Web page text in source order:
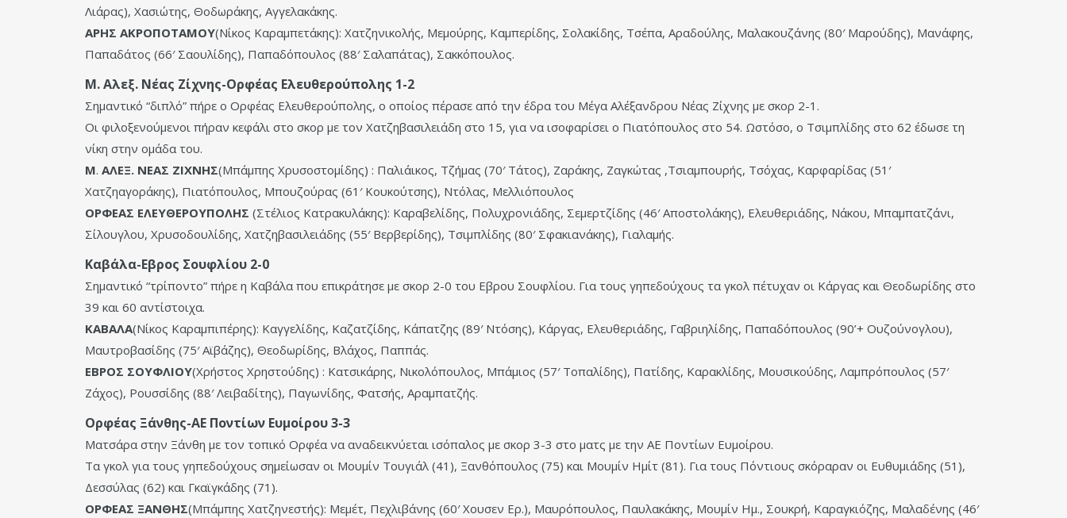
Λιάρας), Χασιώτης, Θοδωράκης, Αγγελακάκης.
ΑΡΗΣ ΑΚΡΟΠΟΤΑΜΟΥ(Νίκος Καραμπετάκης): Χατζηνικολής, Μεμούρης, Καμπερίδης, Σολακίδης, Τσέπα, Αραδούλης, Μαλακουζάνης (80′ Μαρούδης), Μανάφης,
Παπαδάτος (66′ Σαουλίδης), Παπαδόπουλος (88′ Σαλαπάτας), Σακκόπουλος.
Μ. Αλεξ. Νέας Ζίχνης-Ορφέας Ελευθερούπολης 1-2
Σημαντικό “διπλό” πήρε ο Ορφέας Ελευθερούπολης, ο οποίος πέρασε από την έδρα του Μέγα Αλέξανδρου Νέας Ζίχνης με σκορ 2-1.
Οι φιλοξενούμενοι πήραν κεφάλι στο σκορ με τον Χατζηβασιλειάδη στο 15, για να ισοφαρίσει ο Πιατόπουλος στο 54. Ωστόσο, ο Τσιμπλίδης στο 62 έδωσε τη
νίκη στην ομάδα του.
Μ. ΑΛΕΞ. ΝΕΑΣ ΖΙΧΝΗΣ(Μπάμπης Χρυσοστομίδης) : Παλιάικος, Τζήμας (70′ Τάτος), Ζαράκης, Ζαγκώτας ,Τσιαμπουρής, Τσόχας, Καρφαρίδας (51′
Χατζηαγοράκης), Πιατόπουλος, Μπουζούρας (61′ Κουκούτσης), Ντόλας, Μελλιόπουλος
ΟΡΦΕΑΣ ΕΛΕΥΘΕΡΟΥΠΟΛΗΣ (Στέλιος Κατρακυλάκης): Καραβελίδης, Πολυχρονιάδης, Σεμερτζίδης (46′ Αποστολάκης), Ελευθεριάδης, Νάκου, Μπαμπατζάνι,
Σίλουγλου, Χρυσοδουλίδης, Χατζηβασιλειάδης (55′ Βερβερίδης), Τσιμπλίδης (80′ Σφακιανάκης), Γιαλαμής.
Καβάλα-Εβρος Σουφλίου 2-0
Σημαντικό “τρίποντο” πήρε η Καβάλα που επικράτησε με σκορ 2-0 του Εβρου Σουφλίου. Για τους γηπεδούχους τα γκολ πέτυχαν οι Κάργας και Θεοδωρίδης στο
39 και 60 αντίστοιχα.
ΚΑΒΑΛΑ(Νίκος Καραμπιπέρης): Καγγελίδης, Καζατζίδης, Κάπατζης (89′ Ντόσης), Κάργας, Ελευθεριάδης, Γαβριηλίδης, Παπαδόπουλος (90’+ Ουζούνογλου),
Μαυτροβασίδης (75′ Αϊβάζης), Θεοδωρίδης, Βλάχος, Παππάς.
ΕΒΡΟΣ ΣΟΥΦΛΙΟΥ(Χρήστος Χρηστούδης) : Κατσικάρης, Νικολόπουλος, Μπάμιος (57′ Τοπαλίδης), Πατίδης, Καρακλίδης, Μουσικούδης, Λαμπρόπουλος (57′
Ζάχος), Ρουσσίδης (88′ Λειβαδίτης), Παγωνίδης, Φατσής, Αραμπατζής.
Ορφέας Ξάνθης-ΑΕ Ποντίων Ευμοίρου 3-3
Ματσάρα στην Ξάνθη με τον τοπικό Ορφέα να αναδεικνύεται ισόπαλος με σκορ 3-3 στο ματς με την ΑΕ Ποντίων Ευμοίρου.
Τα γκολ για τους γηπεδούχους σημείωσαν οι Μουμίν Τουγιάλ (41), Ξανθόπουλος (75) και Μουμίν Ημίτ (81). Για τους Πόντιους σκόραραν οι Ευθυμιάδης (51),
Δεσσύλας (62) και Γκαϊγκάδης (71).
ΟΡΦΕΑΣ ΞΑΝΘΗΣ(Μπάμπης Χατζηνεστής): Μεμέτ, Πεχλιβάνης (60′ Χουσεν Ερ.), Μαυρόπουλος, Παυλακάκης, Μουμίν Ημ., Σουκρή, Καραγκιόζης, Μαλαδένης (46′